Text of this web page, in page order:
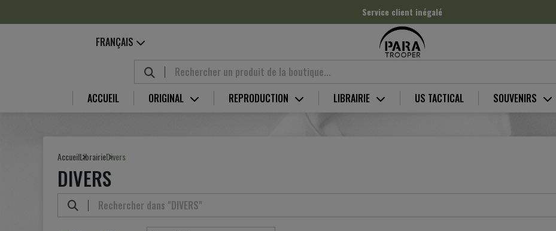
Produits haute qualité
FRANÇAIS
ACCUEIL ORIGINAL REPRODUCTION LIBRAIRIE US TACTICAL SOUVENIRS
AccueilLibrairieDivers
DIVERS